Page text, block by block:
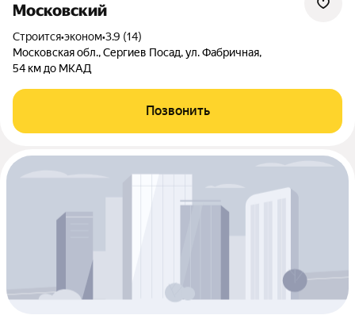
Московский
Строится•эконом•3.9 (14)
Московская обл., Сергиев Посад, ул. Фабричная,
54 км до МКАД
Позвонить